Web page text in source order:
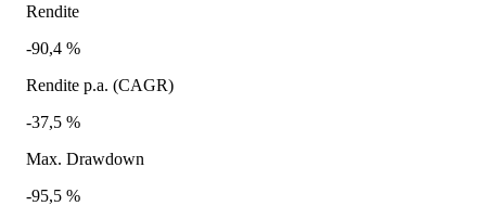
Rendite
-90,4 %
Rendite p.a. (CAGR)
-37,5 %
Max. Drawdown
-95,5 %